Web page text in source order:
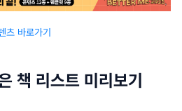
바로가기
책 리스트 미리보기